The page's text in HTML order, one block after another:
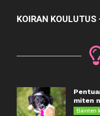
KOIRAN
miten
Eläinten